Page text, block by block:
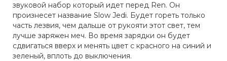
звуковой набор который идет перед Ren. Он
произнесет название Slow Jedi. Будет гореть только
часть лезвия, чем дальше от рукояти этот свет, тем
лучше заряжен меч. Во время зарядки он будет
сдвигаться вверх и менять цвет с красного на синий и
зеленый, вплоть до выключения.